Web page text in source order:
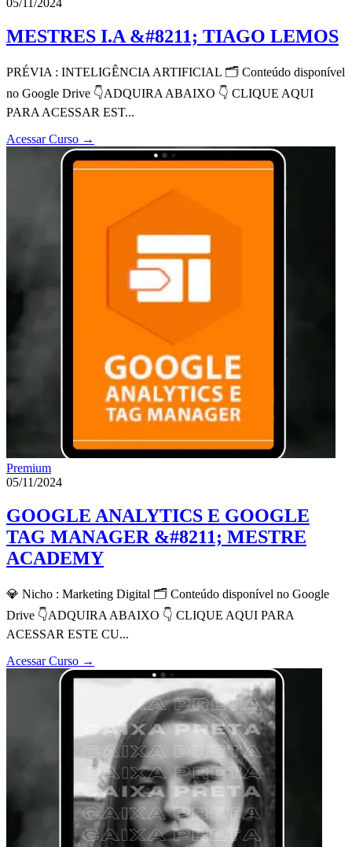
05/11/2024
MESTRES I.A &#8211; TIAGO LEMOS
PRÉVIA : INTELIGÊNCIA ARTIFICIAL 🗂 Conteúdo disponível
no Google Drive 👇ADQUIRA ABAIXO 👇 CLIQUE AQUI
PARA ACESSAR EST...
Acessar Curso →
Premium
05/11/2024
GOOGLE ANALYTICS E GOOGLE
TAG MANAGER &#8211; MESTRE
ACADEMY
💎 Nicho : Marketing Digital 🗂 Conteúdo disponível no Google
Drive 👇ADQUIRA ABAIXO 👇 CLIQUE AQUI PARA
ACESSAR ESTE CU...
Acessar Curso →